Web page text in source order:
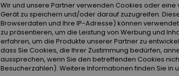
Wir und unsere Partner verwenden Cookies oder
Gerät zu speichern und/oder darauf zuzugreifen.
Browserdaten und Ihre IP-Adresse) können
zu präsentieren, um die Leistung von Werbung und
erfahren, um die Produkte unserer Partner zu
dass Sie Cookies, die Ihrer Zustimmung bedürfen,
aussprechen, wenn Sie den betreffenden Cookies
Besucherzahlen). Weitere Informationen finden Sie in